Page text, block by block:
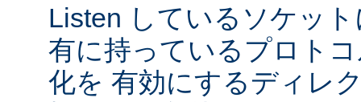
Listen しているソケッ
有に持っているプロト
化を 有効にするディレ